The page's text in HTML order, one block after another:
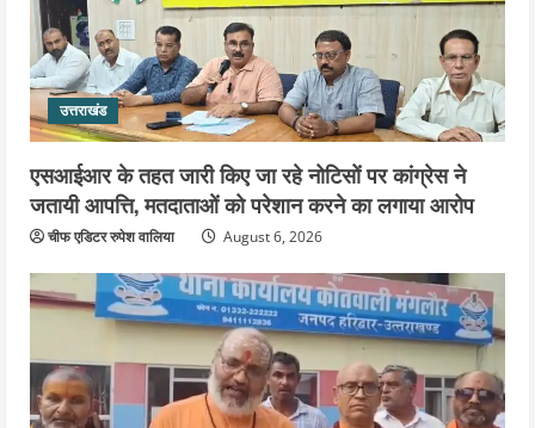
उत्तराखंड
एसआईआर के तहत जारी किए जा रहे नोटिसों पर कांग्रेस ने
जतायी आपत्ति, मतदाताओं को परेशान करने का लगाया आरोप
चीफ एडिटर रुपेश वालिया August 6, 2026